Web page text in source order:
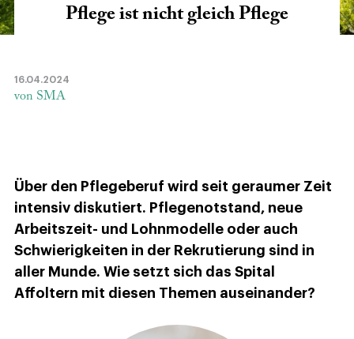
Pflege ist nicht gleich Pflege
16.04.2024
von SMA
Über den Pflegeberuf wird seit geraumer Zeit
intensiv diskutiert. Pflegenotstand, neue
Arbeitszeit- und Lohnmodelle oder auch
Schwierigkeiten in der Rekrutierung sind in
aller Munde. Wie setzt sich das Spital
Affoltern mit diesen Themen auseinander?